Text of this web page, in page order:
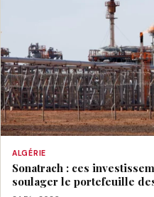
ALGÉRIE
Sonatrach : ces
soulager le portefeuille